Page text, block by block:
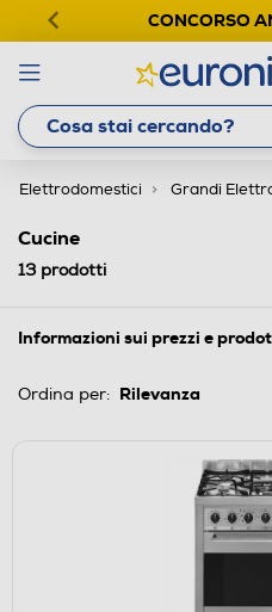
CONCORSO
Elettrodomestici Grandi
Cucine
13prodotti
Informazioni sui prezzi e
Ordina per: